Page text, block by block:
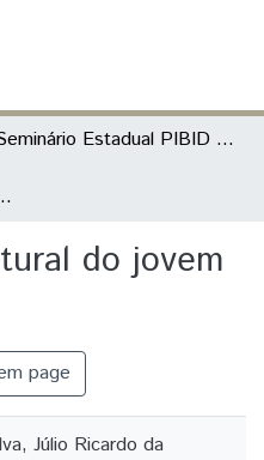
Seminário Estadual PIBID do Paraná: tecendo saberes (PIBID)
marginalizado
do jovem
page
Júlio Ricardo da